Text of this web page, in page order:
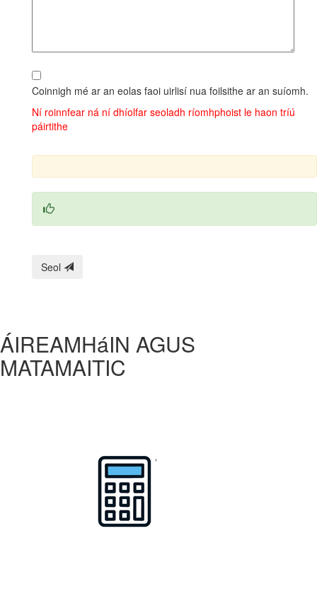
Coinnigh mé ar an eolas faoi uirlisí nua foilsithe ar an suíomh.
Ní roinnfear ná ní dhíolfar seoladh ríomhphoist le haon tríú
páirtithe
Seol
ÁIREAMHáIN AGUS
MATAMAITIC